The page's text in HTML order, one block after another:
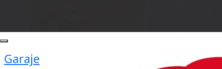
Garaje